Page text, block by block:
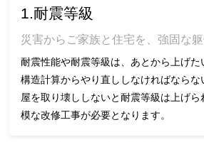
1.耐震等級
災害からご家族と住宅を、強固な
耐震性能や耐震等級は、あとから上げ
構造計算からやり直ししなければならな
屋を取り壊ししないと耐震等級は上げら
模な改修工事が必要となります。